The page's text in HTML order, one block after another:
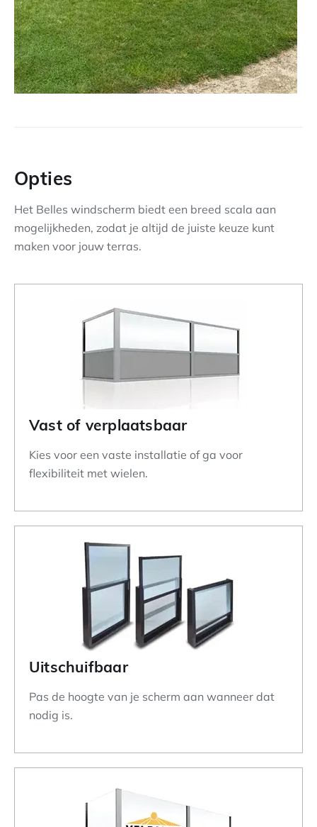
Opties
Het Belles windscherm biedt een breed scala aan
mogelijkheden, zodat je altijd de juiste keuze kunt
maken voor jouw terras.
Vast of verplaatsbaar
Kies voor een vaste installatie of ga voor
flexibiliteit met wielen.
Uitschuifbaar
Pas de hoogte van je scherm aan wanneer dat
nodig is.